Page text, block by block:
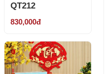
QT212
830,000đ